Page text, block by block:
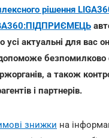
рішення
актуальні для вас
а також
і партнерів.
знижки на